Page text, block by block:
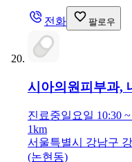
전화 팔로우
시아의원 피부과,
진료중일요일 10:30
1km
서울특별시 강남구
(논현동)